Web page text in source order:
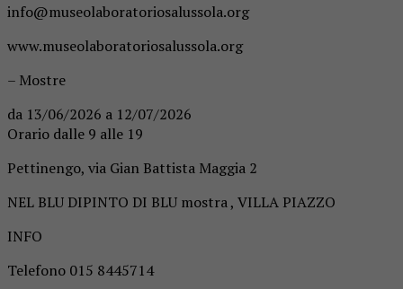
info@museolaboratoriosalussola.org
www.museolaboratoriosalussola.org
– Mostre
da 13/06/2026 a 12/07/2026
Orario dalle 9 alle 19
Pettinengo, via Gian Battista Maggia 2
NEL BLU DIPINTO DI BLU mostra , VILLA PIAZZO
INFO
Telefono 015 8445714